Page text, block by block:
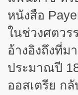
หนังสือ
ในช่วงศตวร
อ้างอิงถึงที่ม
ประมาณปี
ออสเตรีย ก